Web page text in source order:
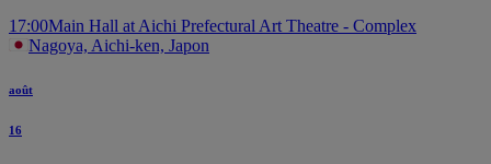
17:00Main Hall at Aichi Prefectural Art Theatre - Complex
Nagoya, Aichi-ken, Japon
août
16